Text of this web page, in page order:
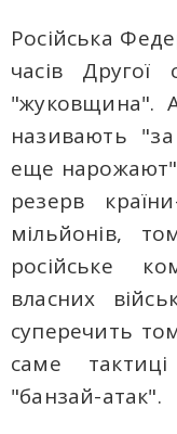
Російська
часів Другої
"жуковщина".
називають
еще
резерв
мільйонів,
російське
власних
суперечить
саме
"банзай-атак".